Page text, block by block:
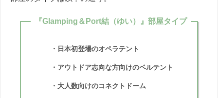
『Glamping＆Port結（ゆい）』部屋タイプ
・日本初登場のオペラテント
・アウトドア志向な方向けのベルテント
・大人数向けのコネクトドーム